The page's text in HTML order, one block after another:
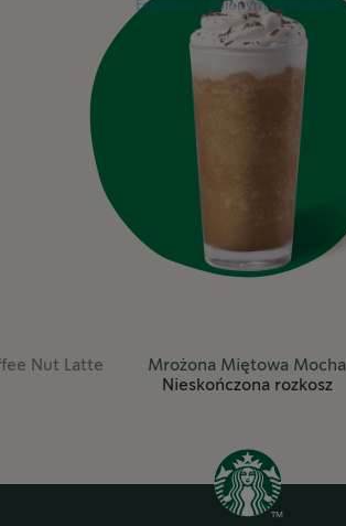
Previous
Nut Latte
Mrożona Miętowa Mocha
Nieskończona rozkosz